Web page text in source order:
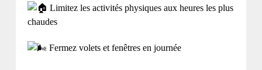
Limitez les activités physiques aux heures les plus
chaudes
Fermez volets et fenêtres en journée